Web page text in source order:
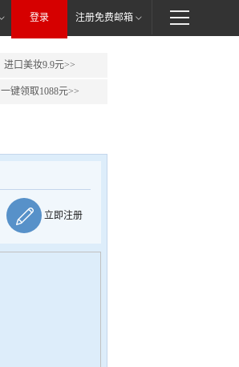
登录 注册免费邮箱
进口美妆9.9元>>
一键领取1088元>>
立即注册